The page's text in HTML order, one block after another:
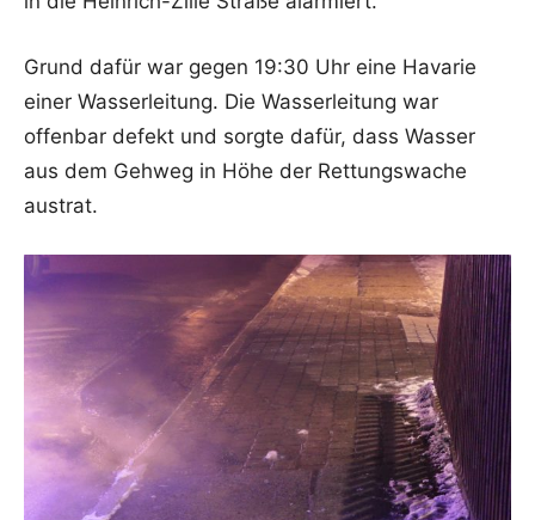
Grund dafür war gegen 19:30 Uhr eine Havarie
einer Wasserleitung. Die Wasserleitung war
offenbar defekt und sorgte dafür, dass Wasser
aus dem Gehweg in Höhe der Rettungswache
austrat.